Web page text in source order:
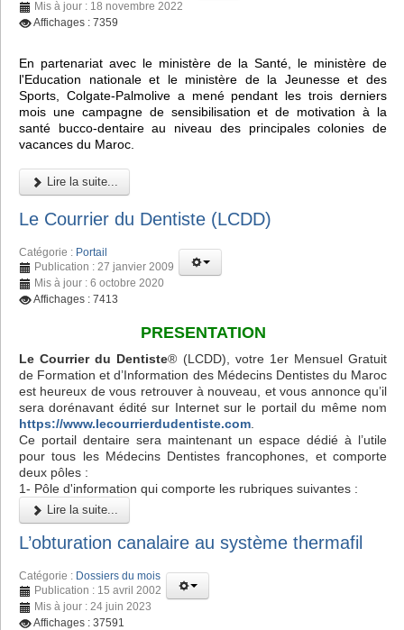
Mis à jour : 18 novembre 2022
Affichages : 7359
En partenariat avec le ministère de la Santé, le ministère de
l'Education nationale et le ministère de la Jeunesse et des
Sports, Colgate-Palmolive a mené pendant les trois derniers
mois une campagne de sensibilisation et de motivation à la
santé bucco-dentaire au niveau des principales colonies de
vacances du Maroc.
Lire la suite...
Le Courrier du Dentiste (LCDD)
Catégorie : Portail
Publication : 27 janvier 2009
Mis à jour : 6 octobre 2020
Affichages : 7413
PRESENTATION
Le Courrier du Dentiste® (LCDD), votre 1er Mensuel Gratuit
de Formation et d’Information des Médecins Dentistes du Maroc
est heureux de vous retrouver à nouveau, et vous annonce qu’il
sera dorénavant édité sur Internet sur le portail du même nom
https://www.lecourrierdudentiste.com
Ce portail dentaire sera maintenant un espace dédié à l’utile
pour tous les Médecins Dentistes francophones, et comporte
deux pôles :
1- Pôle d'information qui comporte les rubriques suivantes :
Lire la suite...
L’obturation canalaire au système thermafil
Catégorie : Dossiers du mois
Publication : 15 avril 2002
Mis à jour : 24 juin 2023
Affichages : 37591